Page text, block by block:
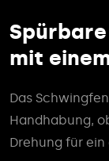
mit
Das
Handhabung,
Drehung für